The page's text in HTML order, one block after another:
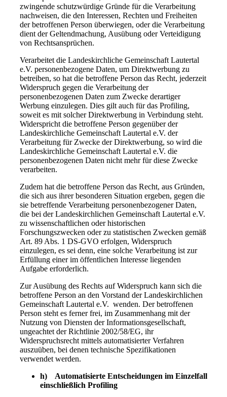
zwingende schutzwürdige Gründe für die Verarbeitung
nachweisen, die den Interessen, Rechten und Freiheiten
der betroffenen Person überwiegen, oder die Verarbeitung
dient der Geltendmachung, Ausübung oder Verteidigung
von Rechtsansprüchen.
Verarbeitet die Landeskirchliche Gemeinschaft Lautertal
e.V. personenbezogene Daten, um Direktwerbung zu
betreiben, so hat die betroffene Person das Recht, jederzeit
Widerspruch gegen die Verarbeitung der
personenbezogenen Daten zum Zwecke derartiger
Werbung einzulegen. Dies gilt auch für das Profiling,
soweit es mit solcher Direktwerbung in Verbindung steht.
Widerspricht die betroffene Person gegenüber der
Landeskirchliche Gemeinschaft Lautertal e.V. der
Verarbeitung für Zwecke der Direktwerbung, so wird die
Landeskirchliche Gemeinschaft Lautertal e.V. die
personenbezogenen Daten nicht mehr für diese Zwecke
verarbeiten.
Zudem hat die betroffene Person das Recht, aus Gründen,
die sich aus ihrer besonderen Situation ergeben, gegen die
sie betreffende Verarbeitung personenbezogener Daten,
die bei der Landeskirchlichen Gemeinschaft Lautertal e.V.
zu wissenschaftlichen oder historischen
Forschungszwecken oder zu statistischen Zwecken gemäß
Art. 89 Abs. 1 DS-GVO erfolgen, Widerspruch
einzulegen, es sei denn, eine solche Verarbeitung ist zur
Erfüllung einer im öffentlichen Interesse liegenden
Aufgabe erforderlich.
Zur Ausübung des Rechts auf Widerspruch kann sich die
betroffene Person an den Vorstand der Landeskirchlichen
Gemeinschaft Lautertal e.V. wenden. Der betroffenen
Person steht es ferner frei, im Zusammenhang mit der
Nutzung von Diensten der Informationsgesellschaft,
ungeachtet der Richtlinie 2002/58/EG, ihr
Widerspruchsrecht mittels automatisierter Verfahren
auszuüben, bei denen technische Spezifikationen
verwendet werden.
h) Automatisierte Entscheidungen im Einzelfall
einschließlich Profiling